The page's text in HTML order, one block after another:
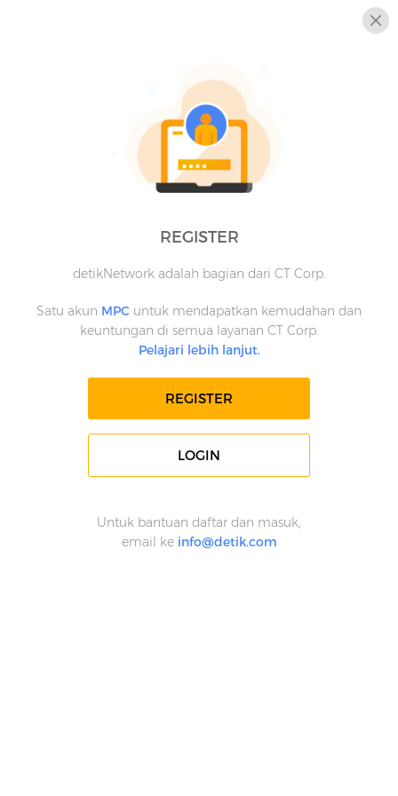
REGISTER
detikNetwork adalah bagian dari CT Corp.
Satu akun MPC untuk mendapatkan kemudahan dan
keuntungan di semua layanan CT Corp.
Pelajari lebih lanjut.
REGISTER
LOGIN
Untuk bantuan daftar dan masuk,
email ke info@detik.com